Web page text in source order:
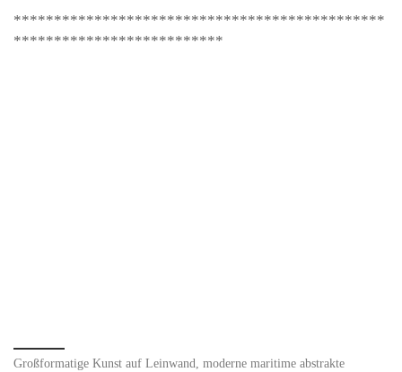
**********************************************
**************************
Großformatige Kunst auf Leinwand, moderne maritime abstrakte